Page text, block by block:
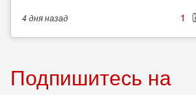
4 дняназад 1
Подпишитесь на